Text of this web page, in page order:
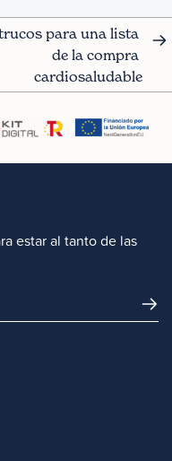
para una lista
de la compra
cardiosaludable
estar al tanto de las